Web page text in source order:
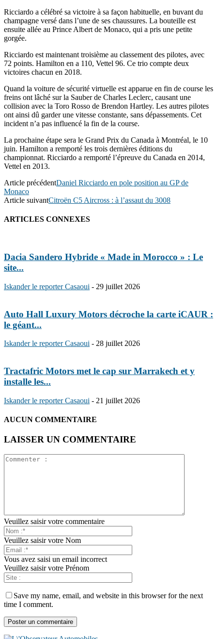
Ricciardo a célébré sa victoire à sa façon habituelle, en buvant du
champagne versé dans l’une de ses chaussures. La bouteille est
ensuite allée au Prince Albert de Monaco, qui a pris une petite
gorgée.
Ricciardo est maintenant troisième au classement des pilotes, avec
72 points. Hamilton en a 110, Vettel 96. Ce trio compte deux
victoires chacun en 2018.
Quand la voiture de sécurité virtuelle est apparue en fin de course les
freins ont lâché sur la Sauber de Charles Leclerc, causant une
collision avec la Toro Rosso de Brendon Hartley. Les autres pilotes
ont ainsi dû garder une vitesse constante, sans dépassements. Cet
incident n’a pas influencé la fin de la course.
La prochaine étape sera le Grand Prix du Canada à Montréal, le 10
juin. Hamilton a remporté les trois dernières éditions du
championnat. Ricciardo a remporté l’épreuve du Canada en 2014,
Vettel en 2013.
Article précédentDaniel Ricciardo en pole position au GP de
Monaco
Article suivantCitroën C5 Aircross : à l’assaut du 3008
ARTICLES CONNEXES
Dacia Sandero Hybride « Made in Morocco » : Le
site...
Iskander le reporter Casaoui - 29 juillet 2026
Auto Hall Luxury Motors décroche la carte iCAUR :
le géant...
Iskander le reporter Casaoui - 28 juillet 2026
Tractafric Motors met le cap sur Marrakech et y
installe les...
Iskander le reporter Casaoui - 21 juillet 2026
AUCUN COMMENTAIRE
LAISSER UN COMMENTAIRE
Veuillez saisir votre commentaire
Veuillez saisir votre Nom
Vous avez saisi un email incorrect
Veuillez saisir votre Prénom
Save my name, email, and website in this browser for the next
time I comment.